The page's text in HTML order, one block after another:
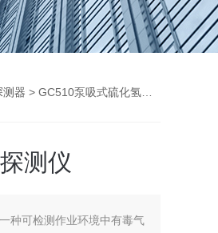
测器 > GC510泵吸式硫化氢探测仪
测仪
种可检测作业环境中有毒气